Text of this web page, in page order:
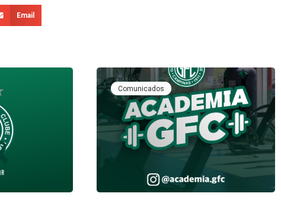
Email
Comunicados